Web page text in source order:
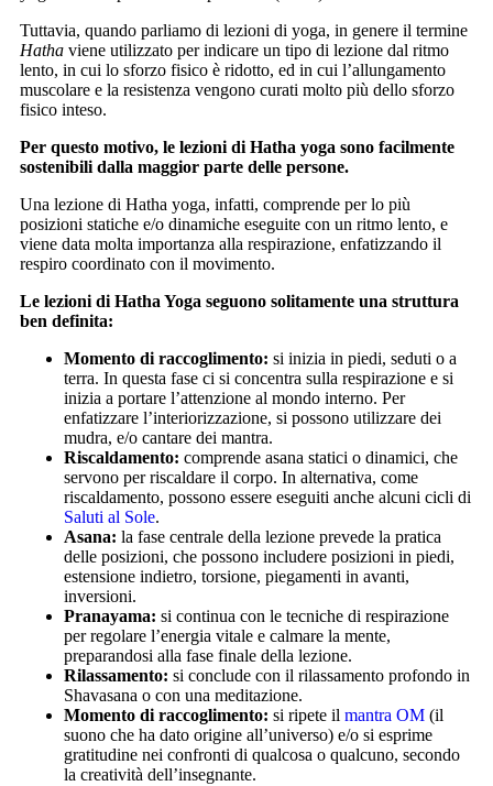
Tuttavia, quando parliamo di lezioni di yoga, in genere il termine
Hatha viene utilizzato per indicare un tipo di lezione dal ritmo
lento, in cui lo sforzo fisico è ridotto, ed in cui l’allungamento
muscolare e la resistenza vengono curati molto più dello sforzo
fisico inteso.
Per questo motivo, le lezioni di Hatha yoga sono facilmente
sostenibili dalla maggior parte delle persone.
Una lezione di Hatha yoga, infatti, comprende per lo più
posizioni statiche e/o dinamiche eseguite con un ritmo lento, e
viene data molta importanza alla respirazione, enfatizzando il
respiro coordinato con il movimento.
Le lezioni di Hatha Yoga seguono solitamente una struttura
ben definita:
Momento di raccoglimento: si inizia in piedi, seduti o a
terra. In questa fase ci si concentra sulla respirazione e si
inizia a portare l’attenzione al mondo interno. Per
enfatizzare l’interiorizzazione, si possono utilizzare dei
mudra, e/o cantare dei mantra.
Riscaldamento: comprende asana statici o dinamici, che
servono per riscaldare il corpo. In alternativa, come
riscaldamento, possono essere eseguiti anche alcuni cicli di
Saluti al Sole.
Asana: la fase centrale della lezione prevede la pratica
delle posizioni, che possono includere posizioni in piedi,
estensione indietro, torsione, piegamenti in avanti,
inversioni.
Pranayama: si continua con le tecniche di respirazione
per regolare l’energia vitale e calmare la mente,
preparandosi alla fase finale della lezione.
Rilassamento: si conclude con il rilassamento profondo in
Shavasana o con una meditazione.
Momento di raccoglimento: si ripete il mantra OM (il
suono che ha dato origine all’universo) e/o si esprime
gratitudine nei confronti di qualcosa o qualcuno, secondo
la creatività dell’insegnante.